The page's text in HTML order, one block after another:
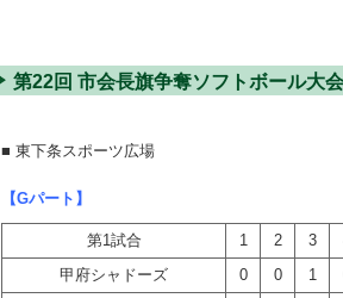
第22回 市会長旗争奪ソフトボール大
■ 東下条スポーツ広場
【Gパート】
第1試合 1 2 3
甲府シャドーズ
0 0 1